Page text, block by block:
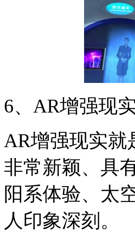
6、AR增强现
AR增强现实就
非常新颖、具
阳系体验、太
人印象深刻。